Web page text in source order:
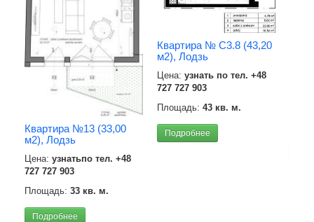
Квартира №13 (33,00
м2), Лодзь
Цена: узнатьпо тел. +48
727 727 903
Площадь: 33 кв. м.
Подробнее
Квартира № C3.8 (43,20
м2), Лодзь
Цена: узнать по тел. +48
727 727 903
Площадь: 43 кв. м.
Подробнее